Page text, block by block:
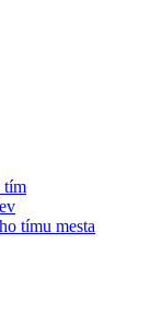
tím
tímu mesta